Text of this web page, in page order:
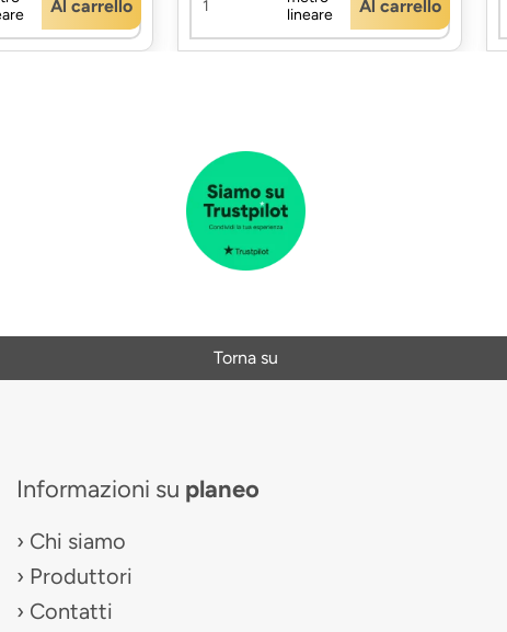
Al carrello
lineare
Al carrello
Torna su
Informazioni su planeo
Chi siamo
Produttori
Contatti